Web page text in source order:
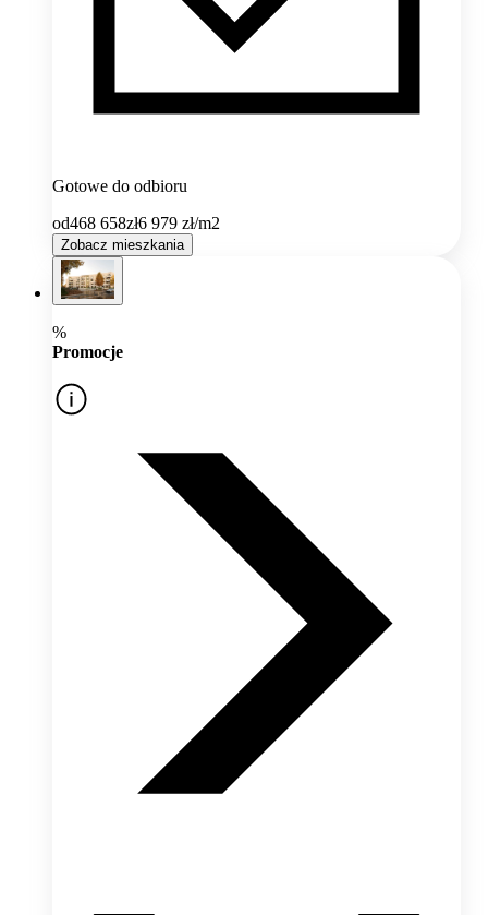
Gotowe do odbioru
od468 658zł6 979 zł/m2
Zobacz mieszkania
%
Promocje